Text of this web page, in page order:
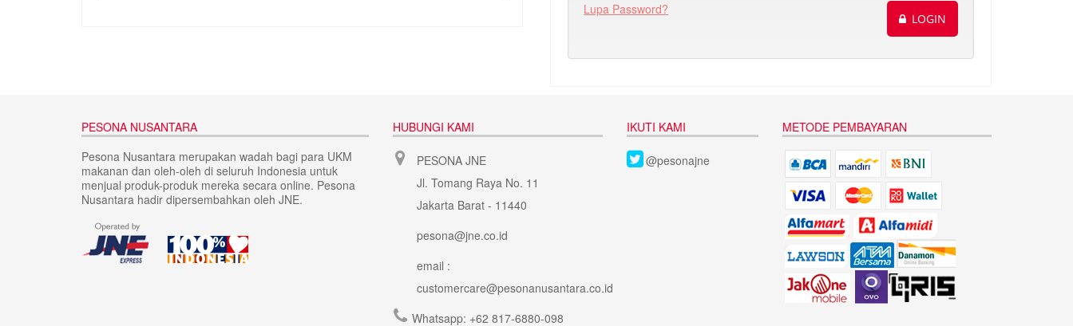
Lupa Password?
LOGIN
PESONA NUSANTARA
Pesona Nusantara merupakan wadah bagi para UKM
makanan dan oleh-oleh di seluruh Indonesia untuk
menjual produk-produk mereka secara online. Pesona
Nusantara hadir dipersembahkan oleh JNE.
HUBUNGI KAMI
PESONA JNE
Jl. Tomang Raya No. 11
Jakarta Barat - 11440
pesona@jne.co.id
email :
customercare@pesonanusantara.co.id
Whatsapp: +62 817-6880-098
IKUTI KAMI
@pesonajne
METODE PEMBAYARAN